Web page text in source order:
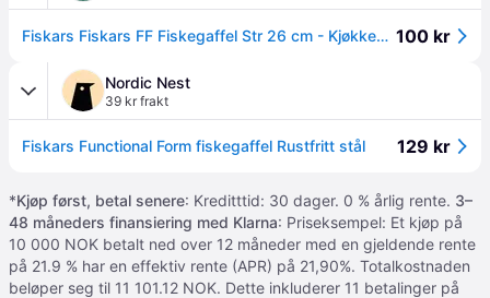
Fiskars Fiskars FF Fiskegaffel Str 26 cm - Kjøkkenredskaper hos Magasin 100 kr
Nordic Nest
39 kr frakt
Fiskars Functional Form fiskegaffel Rustfritt stål 129 kr
*Kjøp først, betal senere: Kreditttid: 30 dager. 0 % årlig rente. 3–
48 måneders finansiering med Klarna: Priseksempel: Et kjøp på
10 000 NOK betalt ned over 12 måneder med en gjeldende rente
på 21.9 % har en effektiv rente (APR) på 21,90%. Totalkostnaden
beløper seg til 11 101.12 NOK. Dette inkluderer 11 betalinger på